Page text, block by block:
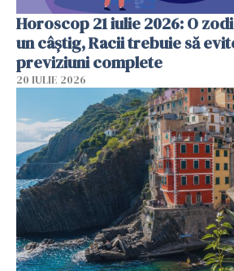
Horoscop 21 iulie 2026: O
un câștig, Racii trebuie să
previziuni complete
20 IULIE 2026